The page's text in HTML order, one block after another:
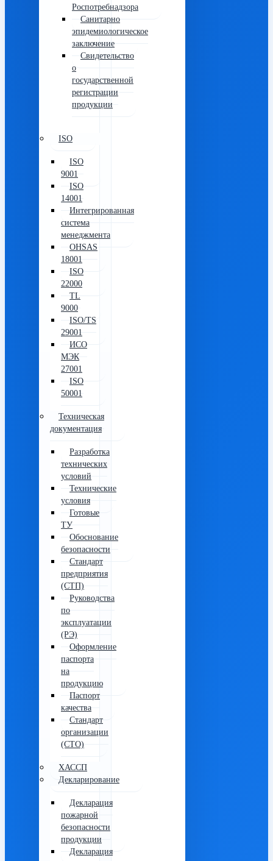
Роспотребнадзора
Санитарно
эпидемиологическое
заключение
Свидетельство
о
государственной
регистрации
продукции
ISO
ISO
9001
ISO
14001
Интегрированная
система
менеджмента
OHSAS
18001
ISO
22000
TL
9000
ISO/TS
29001
ИСО
МЭК
27001
ISO
50001
Техническая
документация
Разработка
технических
условий
Технические
условия
Готовые
ТУ
Обоснование
безопасности
Стандарт
предприятия
(СТП)
Руководства
по
эксплуатации
(РЭ)
Оформление
паспорта
на
продукцию
Паспорт
качества
Стандарт
организации
(СТО)
ХАССП
Декларирование
Декларация
пожарной
безопасности
продукции
Декларация